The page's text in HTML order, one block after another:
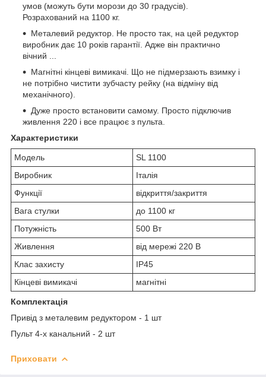
умов (можуть бути морози до 30 градусів).
Розрахований на 1100 кг.
Металевий редуктор. Не просто так, на цей редуктор
виробник дає 10 років гарантії. Адже він практично
вічний ...
Магнітні кінцеві вимикачі. Що не підмерзають взимку і
не потрібно чистити зубчасту рейку (на відміну від
механічного).
Дуже просто встановити самому. Просто підключив
живлення 220 і все працює з пульта.
Характеристики
Модель
SL 1100
Виробник
Італія
Функції
відкриття/закриття
Вага стулки
до 1100 кг
Потужність
500 Вт
Живлення
від мережі 220 В
Клас захисту
IP45
Кінцеві вимикачі
магнітні
Комплектація
Привід з металевим редуктором - 1 шт
Пульт 4-х канальний - 2 шт
Приховати